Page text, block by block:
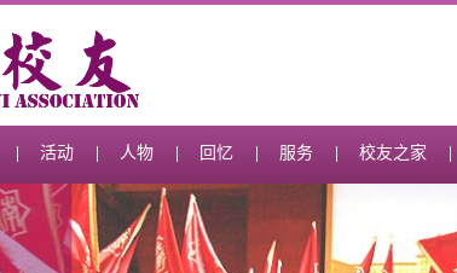
活动 人物 回忆 服务 校友之家